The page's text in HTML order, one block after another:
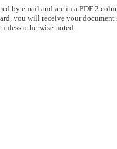
by email and are in a PDF 2
you will receive your
otherwise noted.